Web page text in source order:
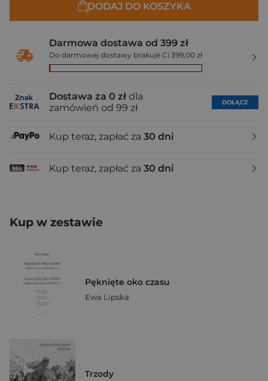
DODAJ DO KOSZYKA
Darmowa dostawa od 399 zł
Do darmowej dostawy brakuje Ci 399,00 zł
Dostawa za 0 zł dla
zamówień od 99 zł
DOŁĄCZ
Kup teraz, zapłać za 30 dni
Kup teraz, zapłać za 30 dni
Kup w zestawie
Pęknięte oko czasu
Ewa Lipska
Trzody